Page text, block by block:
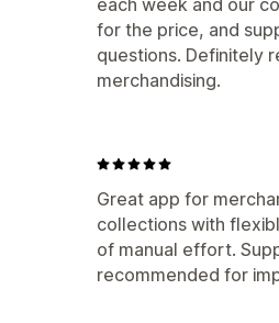
for the price, and
questions. Definitely
merchandising.
Great app for
collections with
of manual effort.
recommended for